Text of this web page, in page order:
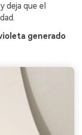
deja que el
generado